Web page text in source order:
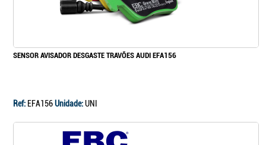
SENSOR AVISADOR DESGASTE TRAVÕES AUDI EFA156
Ref: EFA156Unidade:UNI